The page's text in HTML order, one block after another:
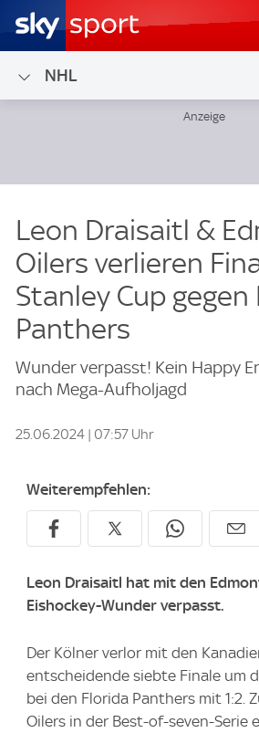
NHL
Leon Draisaitl &
Oilers verlieren
Stanley Cup gegen
Panthers
Wunder verpasst! Kein Happy
nach Mega-Aufholjagd
25.06.2024 | 07:57 Uhr
Weiterempfehlen:
Leon Draisaitl hat mit den
Eishockey-Wunder verpasst.
Der Kölner verlor mit den
entscheidende siebte Finale um
bei den Florida Panthers mit 1:2.
Oilers in der Best-of-seven-Serie